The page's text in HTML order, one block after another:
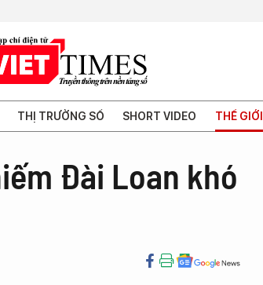
THỊ TRƯỜNG SỐ SHORT VIDEO THẾ GIỚI
Đài Loan khó